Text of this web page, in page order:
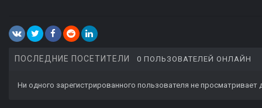
ПОСЛЕДНИЕ ПОСЕТИТЕЛИ 0 ПОЛЬЗОВАТЕЛЕЙ ОНЛАЙН
Ни одного зарегистрированного пользователя не просматривает